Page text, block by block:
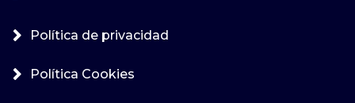
Política de privacidad
Política Cookies